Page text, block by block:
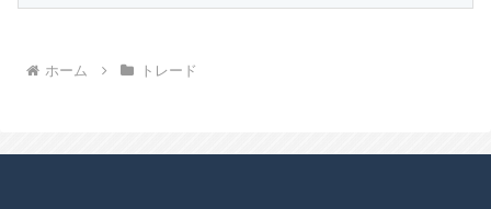
ホーム トレード